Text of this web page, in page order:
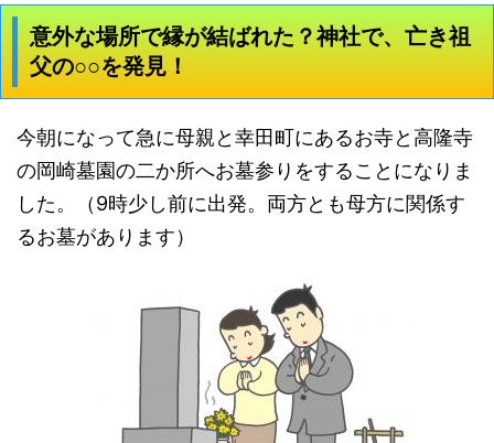
意外な場所で縁が結ばれた？神社で、亡き祖
父の○○を発見！
今朝になって急に母親と幸田町にあるお寺と高隆寺
の岡崎墓園の二か所へお墓参りをすることになりま
した。（9時少し前に出発。両方とも母方に関係す
るお墓があります）